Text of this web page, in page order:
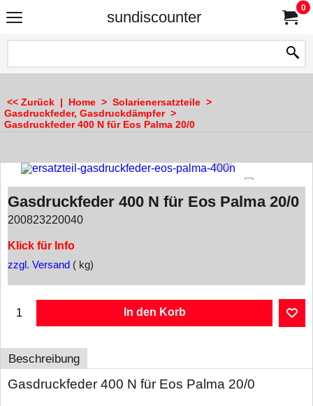
sundiscounter
0
<< Zurück | Home > Solarienersatzteile >
Gasdruckfeder, Gasdruckdämpfer>
Gasdruckfeder 400 N für Eos Palma 20/0
Gasdruckfeder 400 N für Eos Palma 20/0
200823220040
Klick für Info
zzgl. Versand kg
In den Korb
Beschreibung
Gasdruckfeder 400 N für Eos Palma 20/0